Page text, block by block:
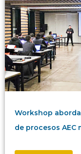
Workshop
de procesos AEC